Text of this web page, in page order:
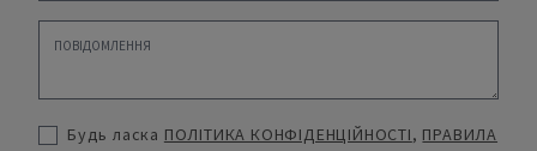
Будь ласка ПОЛІТИКА КОНФІДЕНЦІЙНОСТІ, ПРАВИЛА